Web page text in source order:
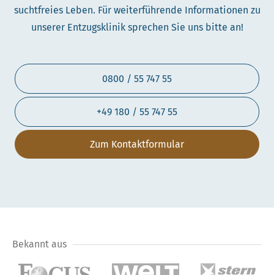
suchtfreies Leben. Für weiterführende Informationen zu
unserer Entzugsklinik sprechen Sie uns bitte an!
0800 / 55 747 55
+49 180 / 55 747 55
Zum Kontaktformular
Bekannt aus